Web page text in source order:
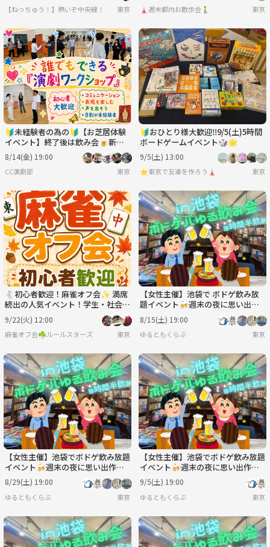
【ねっちゅう！】熱いぞ中央線！ 東京 🗼週末都内お散歩会🚶 東京
🔰未経験者の為の🔰【お芝居体験
イベント】終了後は飲み会🍺新し
い事に挑戦🔥
8/14(金) 19:00
CC演劇部 東京
🔰おひとり様大歓迎‼️9/5(土)5時間
ボードゲームイベント🎲🌟
9/5(土) 13:00
⭐️東京で友達を作ろう🗼 東京
🐇初心者歓迎！麻雀オフ会✨ 満席
続出の人気イベント！学生・社会
人・主婦 友達作りサークル🀄
9/22(火) 12:00
麻雀オフ会☘️ルールスターズ 東京
【女性主催】池袋で ボドゲ飲み放
題イベント🍻週末の夜に思い出作
り✨ 新規大歓迎！！
8/15(土) 19:00
ゆるともくらぶ 東京
【女性主催】池袋でボドゲ飲み放題
イベント🍻週末の夜に思い出作り
✨ 新規大歓迎！！
8/29(土) 19:00
ゆるともくらぶ 東京
【女性主催】池袋でボドゲ飲み放題
イベント🍻週末の夜に思い出作り
✨ 新規大歓迎！！
9/5(土) 19:00
ゆるともくらぶ 東京